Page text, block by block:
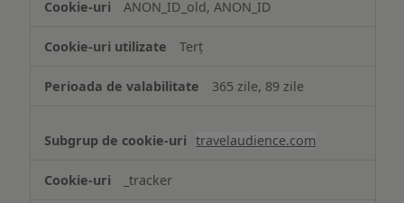
ANON_ID_old, ANON_ID
Terț
365 zile, 89 zile
travelaudience.com
_tracker